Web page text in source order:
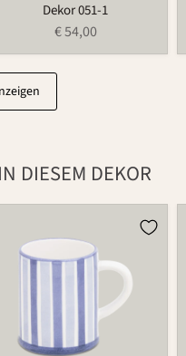
Dekor 051-1
€ 54,00
DIESEM DEKOR